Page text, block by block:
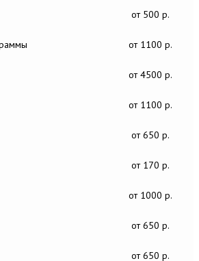
от 500 р.
от 1100 р.
от 4500 р.
от 1100 р.
от 650 р.
от 170 р.
от 1000 р.
от 650 р.
от 650 р.